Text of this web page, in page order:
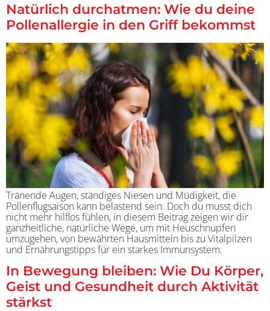
Natürlich durchatmen: Wie du deine
Pollenallergie in den Griff bekommst
Tränende Augen, ständiges Niesen und Müdigkeit, die
Pollenflugsaison kann belastend sein. Doch du musst dich
nicht mehr hilflos fühlen, in diesem Beitrag zeigen wir dir
ganzheitliche, natürliche Wege, um mit Heuschnupfen
umzugehen, von bewährten Hausmitteln bis zu Vitalpilzen
und Ernährungstipps für ein starkes Immunsystem.
In Bewegung bleiben: Wie Du Körper,
Geist und Gesundheit durch Aktivität
stärkst